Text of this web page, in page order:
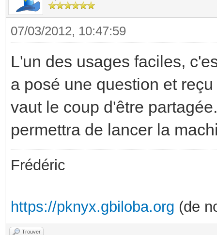
07/03/2012, 10:47:59
L'un des usages faciles,
a posé une question et
vaut le coup d'être
permettra de lancer la
Frédéric
https://pknyx.gbiloba.org (de
Trouver